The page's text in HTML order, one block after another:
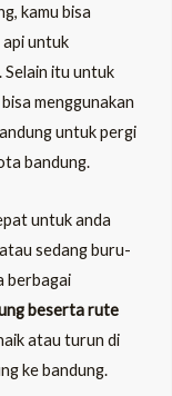
kamu bisa
untuk
Selain itu untuk
menggunakan
untuk pergi
bandung.
untuk anda
sedang buru-
berbagai
beserta rute
atau turun di
ke bandung.